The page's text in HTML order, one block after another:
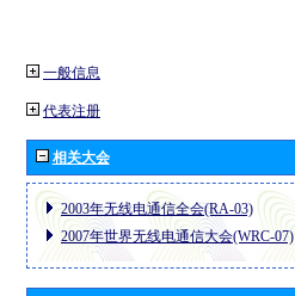
一般信息
代表注册
相关大会
2003年无线电通信全会(RA-03)
2007年世界无线电通信大会(WRC-07)